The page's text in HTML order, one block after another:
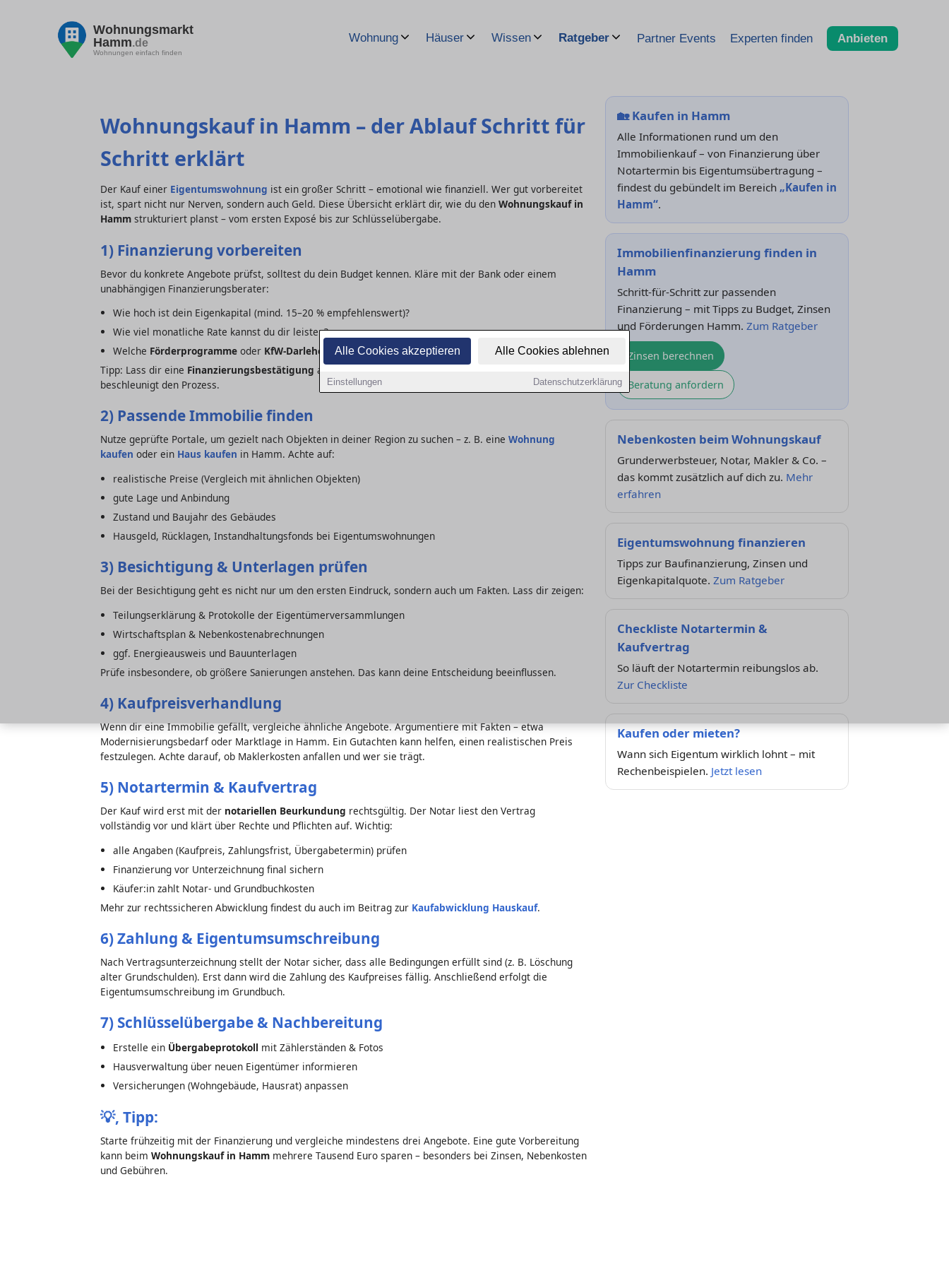
Alle Cookies akzeptieren Alle Cookies ablehnen
Einstellungen Datenschutzerklärung
Wohnungsmarkt
Hamm.de
Wohnungen einfach finden
Wohnung Häuser Wissen Ratgeber Partner Events Experten finden Anbieten
Wohnungskauf in Hamm – der Ablauf Schritt für
Schritt erklärt
Der Kauf einer Eigentumswohnung ist ein großer Schritt – emotional wie finanziell. Wer gut vorbereitet
ist, spart nicht nur Nerven, sondern auch Geld. Diese Übersicht erklärt dir, wie du den Wohnungskauf in
Hamm strukturiert planst – vom ersten Exposé bis zur Schlüsselübergabe.
1) Finanzierung vorbereiten
Bevor du konkrete Angebote prüfst, solltest du dein Budget kennen. Kläre mit der Bank oder einem
unabhängigen Finanzierungsberater:
Wie hoch ist dein Eigenkapital (mind. 15–20 % empfehlenswert)?
Wie viel monatliche Rate kannst du dir leisten?
Welche Förderprogrammeoder KfW-Darlehen
kommen infrage?
Tipp: Lass dir eine Finanzierungsbestätigung ausstellen – das wirkt bei Verkäufern seriös und
beschleunigt den Prozess.
2) Passende Immobilie finden
Nutze geprüfte Portale, um gezielt nach Objekten in deiner Region zu suchen – z. B. eine Wohnung
kaufen oder ein Haus kaufen in Hamm. Achte auf:
realistische Preise (Vergleich mit ähnlichen Objekten)
gute Lage und Anbindung
Zustand und Baujahr des Gebäudes
Hausgeld, Rücklagen, Instandhaltungsfonds bei Eigentumswohnungen
3) Besichtigung & Unterlagen prüfen
Bei der Besichtigung geht es nicht nur um den ersten Eindruck, sondern auch um Fakten. Lass dir zeigen:
Teilungserklärung & Protokolle der Eigentümerversammlungen
Wirtschaftsplan & Nebenkostenabrechnungen
ggf. Energieausweis und Bauunterlagen
Prüfe insbesondere, ob größere Sanierungen anstehen. Das kann deine Entscheidung beeinflussen.
4) Kaufpreisverhandlung
Wenn dir eine Immobilie gefällt, vergleiche ähnliche Angebote. Argumentiere mit Fakten – etwa
Modernisierungsbedarf oder Marktlage in Hamm. Ein Gutachten kann helfen, einen realistischen Preis
festzulegen. Achte darauf, ob Maklerkosten anfallen und wer sie trägt.
5) Notartermin & Kaufvertrag
Der Kauf wird erst mit der notariellen Beurkundung rechtsgültig. Der Notar liest den Vertrag
vollständig vor und klärt über Rechte und Pflichten auf. Wichtig:
alle Angaben (Kaufpreis, Zahlungsfrist, Übergabetermin) prüfen
Finanzierung vor Unterzeichnung final sichern
Käufer:in zahlt Notar- und Grundbuchkosten
Mehr zur rechtssicheren Abwicklung findest du auch im Beitrag zur Kaufabwicklung Hauskauf.
6) Zahlung & Eigentumsumschreibung
Nach Vertragsunterzeichnung stellt der Notar sicher, dass alle Bedingungen erfüllt sind (z. B. Löschung
alter Grundschulden). Erst dann wird die Zahlung des Kaufpreises fällig. Anschließend erfolgt die
Eigentumsumschreibung im Grundbuch.
7) Schlüsselübergabe & Nachbereitung
Erstelle ein Übergabeprotokoll mit Zählerständen & Fotos
Hausverwaltung über neuen Eigentümer informieren
Versicherungen (Wohngebäude, Hausrat) anpassen
💡, Tipp:
Starte frühzeitig mit der Finanzierung und vergleiche mindestens drei Angebote. Eine gute Vorbereitung
kann beim Wohnungskauf in Hamm mehrere Tausend Euro sparen – besonders bei Zinsen, Nebenkosten
und Gebühren.
🏡Kaufen in Hamm
Alle Informationen rund um den
Immobilienkauf – von Finanzierung über
Notartermin bis Eigentumsübertragung –
findest du gebündelt im Bereich „Kaufen in
Hamm“.
Immobilienfinanzierung finden in
Hamm
Schritt-für-Schritt zur passenden
Finanzierung – mit Tipps zu Budget, Zinsen
und Förderungen Hamm. Zum Ratgeber
Zinsen berechnen
Beratung anfordern
Nebenkosten beim Wohnungskauf
Grunderwerbsteuer, Notar, Makler & Co. –
das kommt zusätzlich auf dich zu. Mehr
erfahren
Eigentumswohnung finanzieren
Tipps zur Baufinanzierung, Zinsen und
Eigenkapitalquote. Zum Ratgeber
Checkliste Notartermin &
Kaufvertrag
So läuft der Notartermin reibungslos ab.
Zur Checkliste
Kaufen oder mieten?
Wann sich Eigentum wirklich lohnt – mit
Rechenbeispielen. Jetzt lesen